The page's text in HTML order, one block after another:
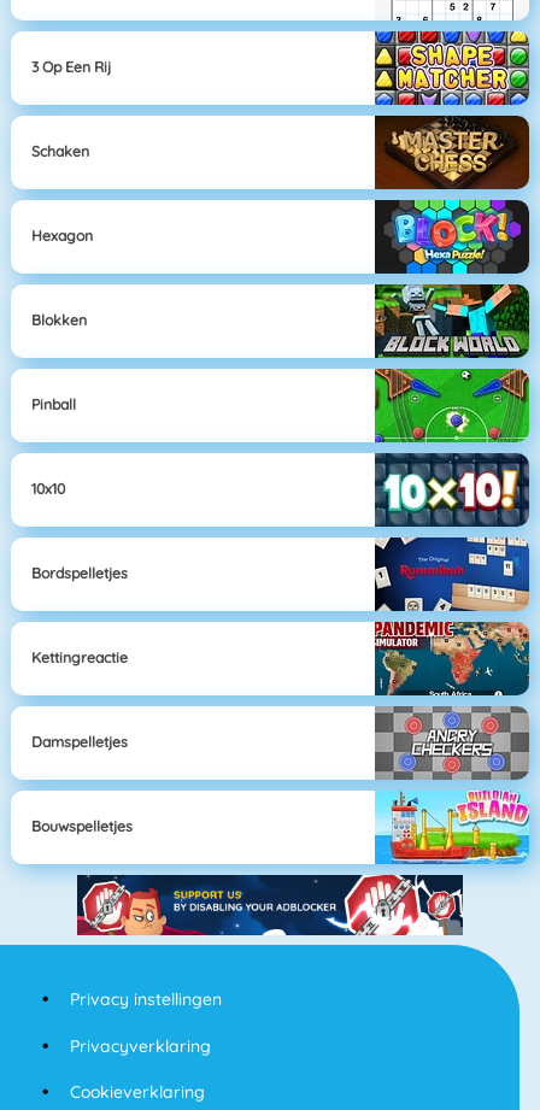
3 Op Een Rij
Schaken
Hexagon
Blokken
Pinball
10x10
Bordspelletjes
Kettingreactie
Damspelletjes
Bouwspelletjes
Privacy instellingen
Privacyverklaring
Cookieverklaring